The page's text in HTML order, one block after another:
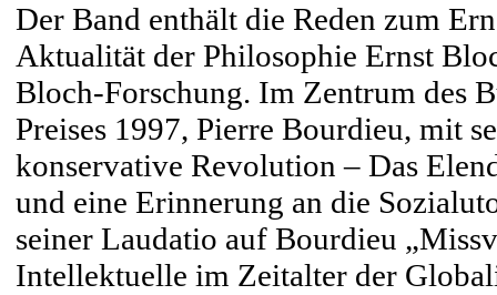
Der Band enthält die Reden zum
Aktualität der Philosophie Ernst
Bloch-Forschung. Im Zentrum des
Preises 1997, Pierre Bourdieu, mit
konservative Revolution – Das
und eine Erinnerung an die
seiner Laudatio auf Bourdieu
Intellektuelle im Zeitalter der